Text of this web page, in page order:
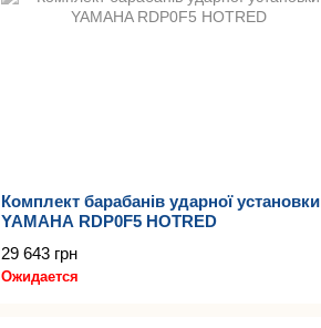
Комплект барабанів ударної установки
YAMAHA RDP0F5 HOTRED
29 643 грн
Ожидается